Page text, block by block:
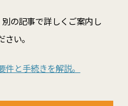
の記事で詳しくご案内し
い。
と手続きを解説。